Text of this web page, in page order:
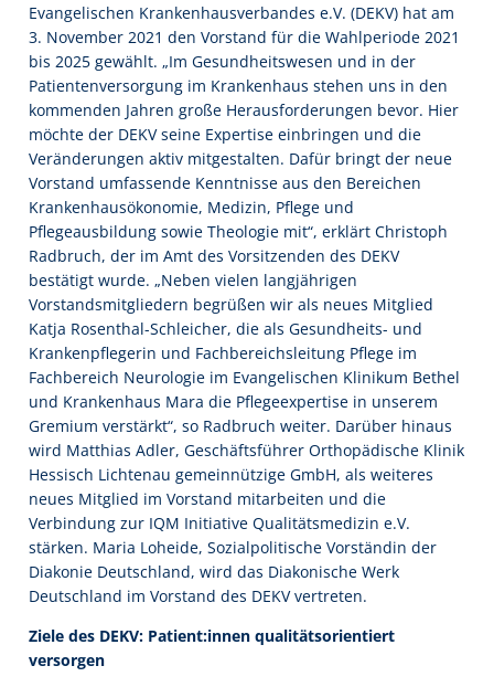
Evangelischen Krankenhausverbandes e.V. (DEKV) hat am
3. November 2021 den Vorstand für die Wahlperiode 2021
bis 2025 gewählt. „Im Gesundheitswesen und in der
Patientenversorgung im Krankenhaus stehen uns in den
kommenden Jahren große Herausforderungen bevor. Hier
möchte der DEKV seine Expertise einbringen und die
Veränderungen aktiv mitgestalten. Dafür bringt der neue
Vorstand umfassende Kenntnisse aus den Bereichen
Krankenhausökonomie, Medizin, Pflege und
Pflegeausbildung sowie Theologie mit“, erklärt Christoph
Radbruch, der im Amt des Vorsitzenden des DEKV
bestätigt wurde. „Neben vielen langjährigen
Vorstandsmitgliedern begrüßen wir als neues Mitglied
Katja Rosenthal-Schleicher, die als Gesundheits- und
Krankenpflegerin und Fachbereichsleitung Pflege im
Fachbereich Neurologie im Evangelischen Klinikum Bethel
und Krankenhaus Mara die Pflegeexpertise in unserem
Gremium verstärkt“, so Radbruch weiter. Darüber hinaus
wird Matthias Adler, Geschäftsführer Orthopädische Klinik
Hessisch Lichtenau gemeinnützige GmbH, als weiteres
neues Mitglied im Vorstand mitarbeiten und die
Verbindung zur IQM Initiative Qualitätsmedizin e.V.
stärken. Maria Loheide, Sozialpolitische Vorständin der
Diakonie Deutschland, wird das Diakonische Werk
Deutschland im Vorstand des DEKV vertreten.
Ziele des DEKV: Patient:innen qualitätsorientiert
versorgen